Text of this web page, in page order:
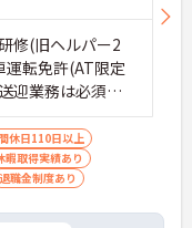
修(旧ヘルパー2
運転免許(AT限定
迎業務は必須と
休日110日以上
暇取得実績あり
退職金制度あり